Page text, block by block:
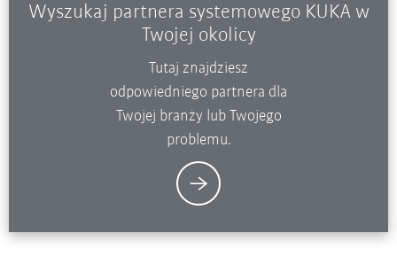
Wyszukaj partnera systemowego KUKA w
Twojej okolicy
Tutaj znajdziesz
odpowiedniego partnera dla
Twojej branży lub Twojego
problemu.